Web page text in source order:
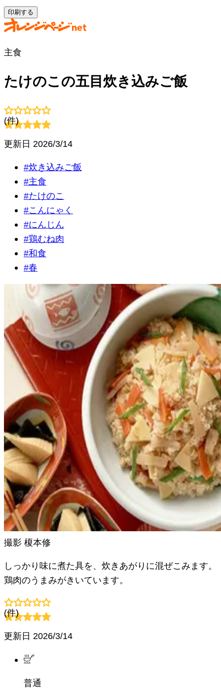
印刷する
主食
たけのこの五目炊き込みご飯
(件)
更新日 2026/3/14
#炊き込みご飯
#主食
#たけのこ
#こんにゃく
#にんじん
#鶏むね肉
#和食
#春
撮影 榎本修
しっかり味に煮た具を、炊きあがりに混ぜこみます。
鶏肉のうまみがきいています。
(件)
更新日 2026/3/14
普通